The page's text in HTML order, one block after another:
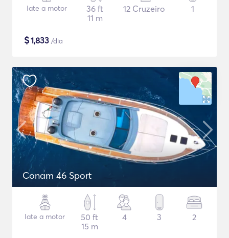
Iate a motor
36 ft
11 m
12 Cruzeiro 1
$1,833 /dia
Conam 46 Sport
Iate a motor
50 ft
15 m
4 3 2